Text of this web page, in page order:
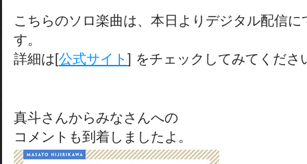
こちらのソロ楽曲は、本日よりデジタル配信
す。
詳細は[公式サイト ] をチェックしてみてくださ
真斗さんからみなさんへの
コメントも到着しましたよ。